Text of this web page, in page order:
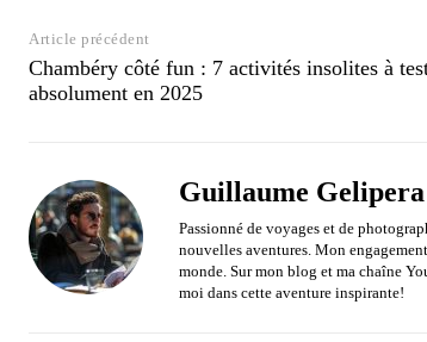
Article précédent
Chambéry côté fun : 7 activités insolites à
absolument en 2025
Guillaume Gelipera
Passionné de voyages et de
nouvelles aventures. Mon
monde. Sur mon blog et ma chaîne
moi dans cette aventure inspirante!